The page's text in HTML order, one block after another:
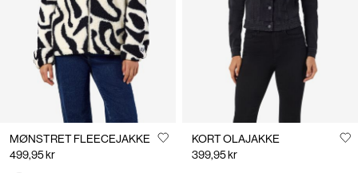
MØNSTRET FLEECEJAKKE
499,95 kr
KORT OLAJAKKE
399,95 kr